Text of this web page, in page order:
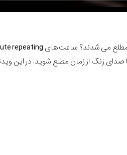
زنگ از زمان مطلع شوید. در این